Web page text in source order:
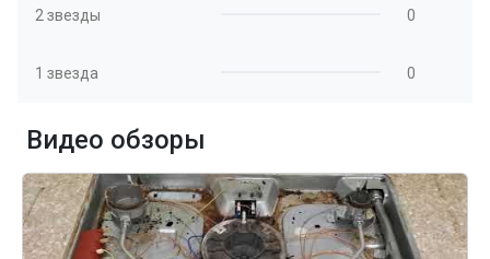
2 звезды 0
1 звезда 0
Видео обзоры